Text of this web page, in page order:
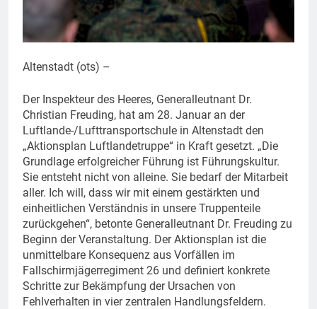
Altenstadt (ots) –
Der Inspekteur des Heeres, Generalleutnant Dr.
Christian Freuding, hat am 28. Januar an der
Luftlande-/Lufttransportschule in Altenstadt den
„Aktionsplan Luftlandetruppe“ in Kraft gesetzt. „Die
Grundlage erfolgreicher Führung ist Führungskultur.
Sie entsteht nicht von alleine. Sie bedarf der Mitarbeit
aller. Ich will, dass wir mit einem gestärkten und
einheitlichen Verständnis in unsere Truppenteile
zurückgehen“, betonte Generalleutnant Dr. Freuding zu
Beginn der Veranstaltung. Der Aktionsplan ist die
unmittelbare Konsequenz aus Vorfällen im
Fallschirmjägerregiment 26 und definiert konkrete
Schritte zur Bekämpfung der Ursachen von
Fehlverhalten in vier zentralen Handlungsfeldern.